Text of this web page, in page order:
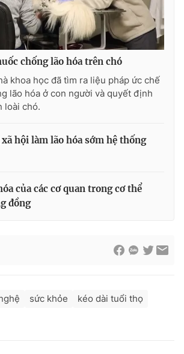
chống lão hóa trên chó
khoa học đã tìm ra liệu pháp ức chế
lão hóa ở con người và quyết định
loài chó.
hội làm lão hóa sớm hệ thống
của các cơ quan trong cơ thể
đồng
sức khỏe
kéo dài tuổi thọ